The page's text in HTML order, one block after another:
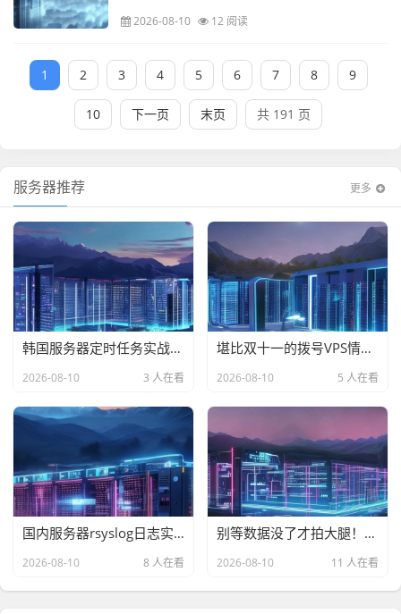
2026-08-10 12 阅读
1 2 3 4 5 6 7 8 9
10 下一页 末页 共 191 页
服务器推荐 更多
韩国服务器定时任务实战指南，三款高性价比方案横评，避开假韩国陷阱
2026-08-10 3 人在看
堪比双十一的拨号VPS情报局，混淆协议加持，这波羊毛不薅血亏！
2026-08-10 5 人在看
国内服务器rsyslog日志实战指南，从选型到部署，这4款云主机让日志处理快如闪电
2026-08-10 8 人在看
别等数据没了才拍大腿！住宅VPS灾备，是智商税还是救命稻草？
2026-08-10 11 人在看